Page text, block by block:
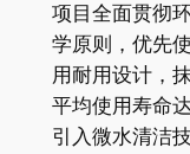
项目全面贯彻
学原则，优先
用耐用设计，
平均使用寿命
引入微水清洁